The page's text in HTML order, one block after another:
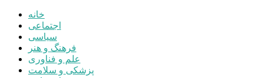
خانه
اجتماعی
سیاسی
فرهنگ و هنر
علم و فناوری
پزشکی و سلامت